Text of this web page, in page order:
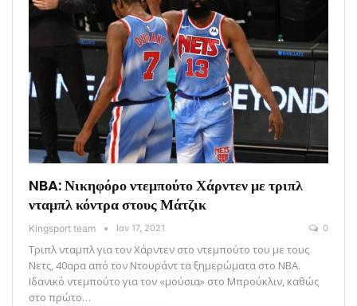
NBA: Νικηφόρο ντεμπούτο Χάρντεν με τριπλ
νταμπλ κόντρα στους Μάτζικ
Kingsport team Ιαν 17, 2021 0
Τριπλ νταμπλ για τον Χάρντεν στο ντεμπούτο του με τους
Νετς, 40αρα από τον Ντουράντ τα ξημερώματα στο ΝΒΑ.
Ιδανικό ντεμπούτο για τον «μούσια» στο Μπρούκλιν, καθώς
στο πρώτο…